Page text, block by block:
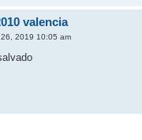
valencia
26, 2019 10:05 am